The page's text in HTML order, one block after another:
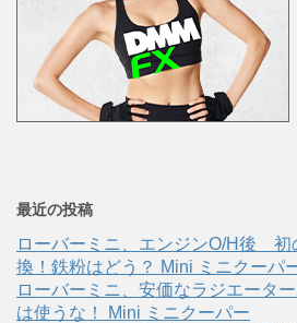
最近の投稿
ローバーミニ、エンジンO/H後 初
換！鉄粉はどう？ Mini ミニクーパ
ローバーミニ、安価なラジエータ
は使うな！ Mini ミニクーパー